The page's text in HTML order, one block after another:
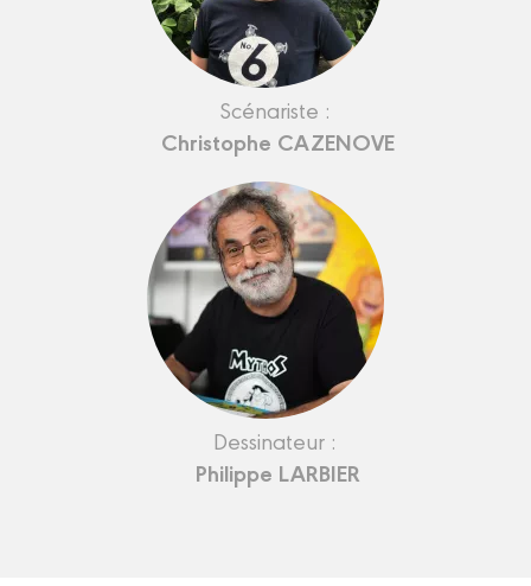
Scénariste :
Christophe CAZENOVE
Dessinateur :
Philippe LARBIER